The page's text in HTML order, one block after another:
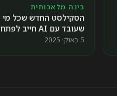
בינה מלאכותית
הסקילסט החדש שכל מי
שעובד עם AI חייב לפתח
5 באוק׳ 2025